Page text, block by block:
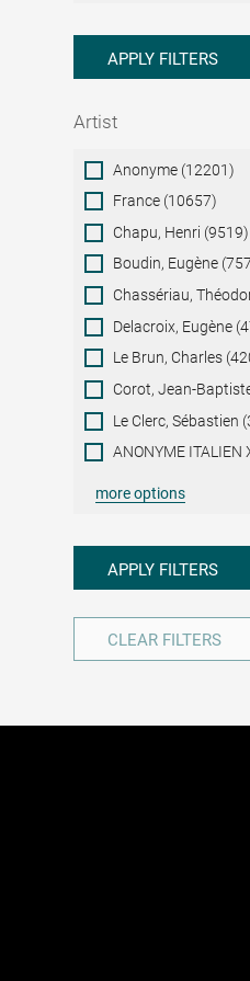
APPLY FILTERS
Artist
ArtistAnonyme (12201)
France (10657)
Chapu, Henri (9519)
Boudin, Eugène
Chassériau,
Delacroix, Eugène
Le Brun, Charles
Corot, Jean-
Le Clerc, Sébastien
ANONYME ITALIEN
more options
APPLY FILTERS
CLEAR FILTERS